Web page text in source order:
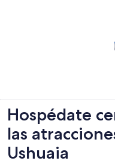
Hospédate
las
Ushuaia